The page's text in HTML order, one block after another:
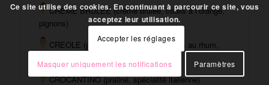
CREME BRULEE (crème brûlée, coulis à l’orange,
pignons)
CREOLE (glace aux bananes flambées au rhum,
CROCANTINO (praliné, spécialité italienne)
Ce site utilise des cookies. En continuant à parcourir ce site, vous
acceptez leur utilisation.
Accepter les réglages
Masquer uniquement les notifications Paramètres